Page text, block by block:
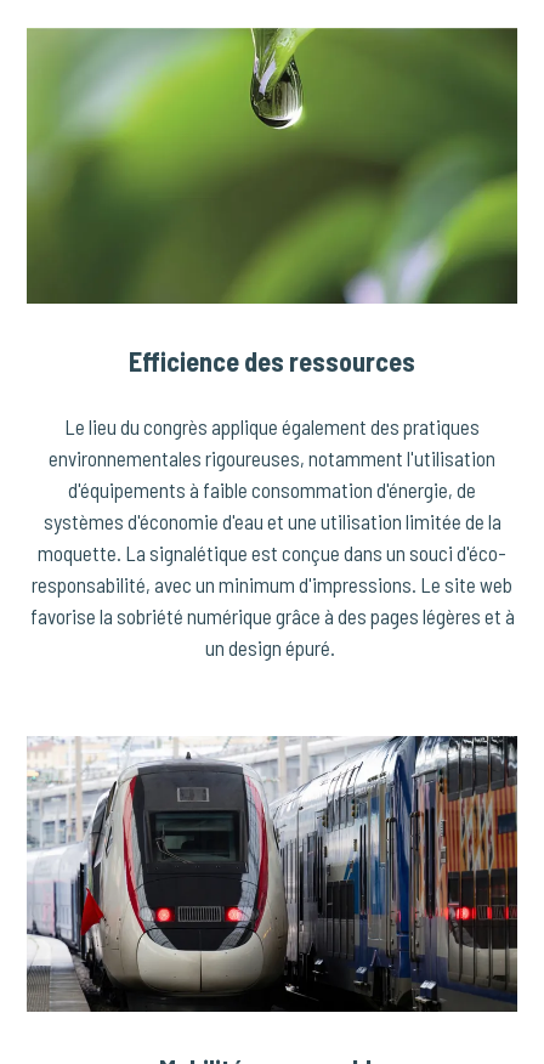
Efficience des ressources
Le lieu du congrès applique également des pratiques
environnementales rigoureuses, notamment l'utilisation
d'équipements à faible consommation d'énergie, de
systèmes d'économie d'eau et une utilisation limitée de la
moquette. La signalétique est conçue dans un souci d'éco-
responsabilité, avec un minimum d'impressions. Le site web
favorise la sobriété numérique grâce à des pages légères et à
un design épuré.